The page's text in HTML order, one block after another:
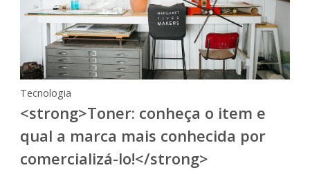
Tecnologia
<strong>Toner: conheça o item e
qual a marca mais conhecida por
comercializá-lo!</strong>